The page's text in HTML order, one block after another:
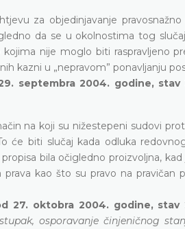
za objedinjavanje
da se u okolnostima tog
nije moglo biti raspravljeno
kazni u „nepravom” ponavljanju
septembra 2004. godine, stav
na koji su nižestepeni sudovi
će biti slučaj kada odluka
bila očigledno proizvoljna,
kao što su pravo na pravičan
27. oktobra 2004. godine, stav
osporavanje činjeničnog